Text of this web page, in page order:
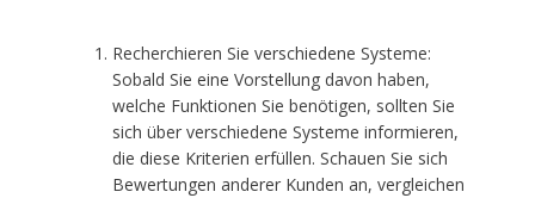
Recherchieren Sie verschiedene Systeme:
Sobald Sie eine Vorstellung davon haben,
welche Funktionen Sie benötigen, sollten Sie
sich über verschiedene Systeme informieren,
die diese Kriterien erfüllen. Schauen Sie sich
Bewertungen anderer Kunden an, vergleichen